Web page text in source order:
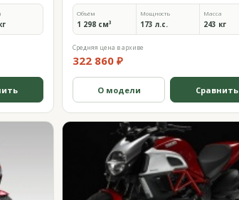
Объём
1 298 см³
Мощность
173 л.с.
Масса
243 кг
Средняя цена в архиве
322 860 ₽
О модели Сравнить